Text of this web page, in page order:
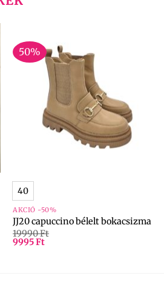
50%
40
AKCIÓ -50%
JJ20 capuccino bélelt bokacsizma
19990Ft
9995Ft